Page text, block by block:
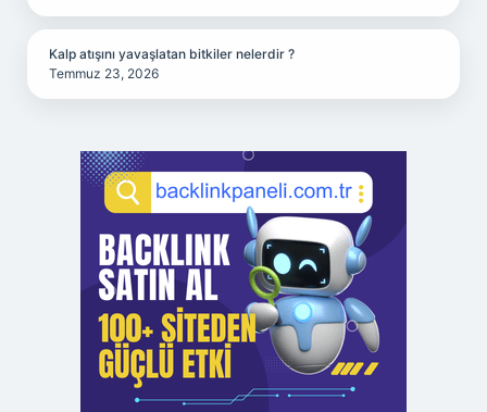
Kalp atışını yavaşlatan bitkiler nelerdir ?
Temmuz 23, 2026